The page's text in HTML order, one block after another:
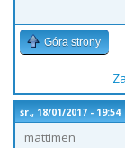
Góra strony
śr., 18/01/2017 - 19:54
mattimen